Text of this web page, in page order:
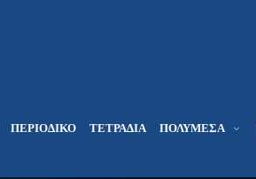
ΠΕΡΙΟΔΙΚΌ ΤΕΤΡΆΔΙΑ ΠΟΛΥΜΈΣΑ